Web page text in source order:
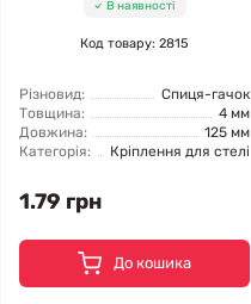
В наявності
Код товару: 2815
Різновид:
Спиця-гачок
Товщина:
4 мм
Довжина:
125 мм
Категорія:
Кріплення для стелі
1.79 грн
До кошика